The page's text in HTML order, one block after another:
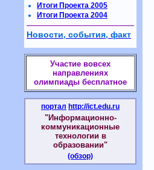
Итоги Проекта 2005
Итоги Проекта 2004
Новости, события, факт
Участие вовсех
направлениях
олимпиады бесплатное
портал http://ict.edu.ru
"Информационно-
коммуникационные
технологии в
образовании"
(обзор)